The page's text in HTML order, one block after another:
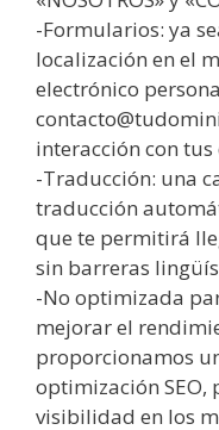
-Formularios: ya
localización en el
electrónico
interacción con tus
-Traducción: una
traducción
que te permitirá
sin barreras
-No optimizada
mejorar el
proporcionamos
optimización SEO,
visibilidad en los